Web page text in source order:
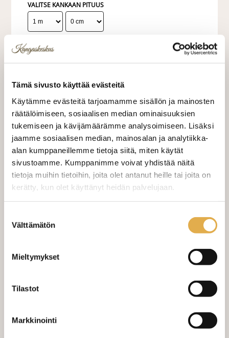
Tämä sivusto käyttää evästeitä
Käytämme evästeitä tarjoamamme sisällön ja mainosten
räätälöimiseen, sosiaalisen median ominaisuuksien
tukemiseen ja kävijämäärämme analysoimiseen. Lisäksi
jaamme sosiaalisen median, mainosalan ja analytiikka-
alan kumppaneillemme tietoja siitä, miten käytät
sivustoamme. Kumppanimme voivat yhdistää näitä
tietoja muihin tietoihin, joita olet antanut heille tai joita on
kerätty, kun olet käyttänyt heidän palvelujaan.
valinta
Välttämätön
Mieltymykset
Tilastot
Markkinointi
VALITSE KANKAAN PITUUS
Tilaa näytepala kankaasta
Näytepalan hinta 1,50 €. Koko n. 10x10 cm.
Valitse mukaan ompelupalvelu
(sis. työn ja tarvikkeet)
VERHOJEN MÄÄRÄ:
Suoraverho leveys 150 cm + 22,00 €
+ 27,00 €
+ 28,00 €
Mittausohje-sivulta